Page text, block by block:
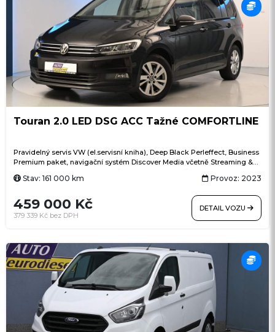
Touran 2.0 LED DSG ACC Tažné COMFORTLINE
Pravidelný servis VW (el.servisní kniha), Deep Black Perleffect, Business
Premium paket, navigační systém Discover Media včetně Streaming &
výklopné tažné zařízení, ACC (adaptivní tempomat) Stop & Go, LED
ovládáním vzadu, ergoActive sedadlo řidiče s masážní funkcí, pádla
řazení na volantu, Side Assist (asistent mrtvého úhlu), Lane Assist
(asistent jízdy v pruhu), Front Assist (asistent nouzového brzdění),
Stav: 161 000 km Provoz: 2023
459 000 Kč
379 339 Kč bez DPH
DETAIL VOZU